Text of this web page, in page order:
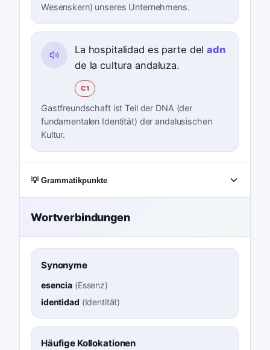
Wesenskern) unseres Unternehmens.
La hospitalidad es parte deladn
de la cultura andaluza.
C1
Gastfreundschaft ist Teil der DNA (der
fundamentalen Identität) der andalusischen
Kultur.
💡 Grammatikpunkte
Wortverbindungen
Synonyme
esencia (Essenz)
identidad (Identität)
Häufige Kollokationen